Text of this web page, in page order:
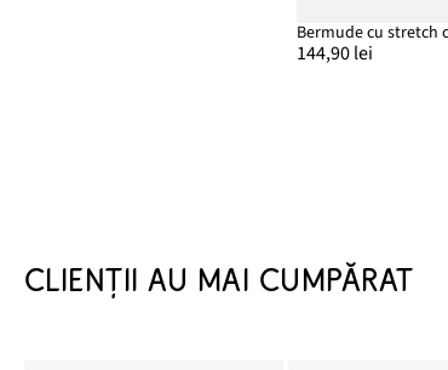
144,90 lei
CLIENȚII AU MAI CUMPĂRAT